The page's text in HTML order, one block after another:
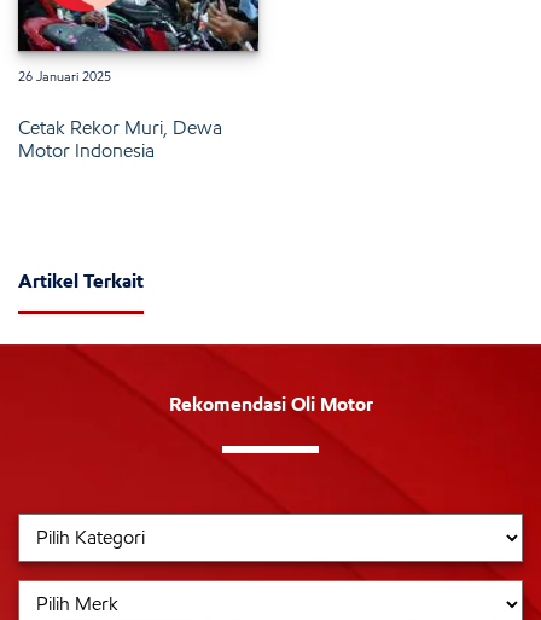
26 Januari 2025
Cetak Rekor Muri, Dewa
Motor Indonesia
Artikel Terkait
Rekomendasi Oli Motor